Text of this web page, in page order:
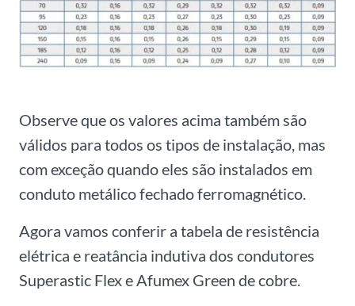
Observe que os valores acima também são
válidos para todos os tipos de instalação, mas
com exceção quando eles são instalados em
conduto metálico fechado ferromagnético.
Agora vamos conferir a tabela de resistência
elétrica e reatância indutiva dos condutores
Superastic Flex e Afumex Green de cobre.